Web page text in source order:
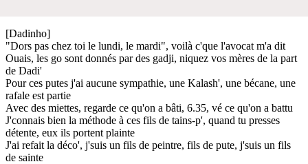
[Dadinho]
"Dors pas chez toi le lundi, le mardi", voilà c'que l'avocat m'a dit
Ouais, les go sont donnés par des gadji, niquez vos mères de la part
de Dadi'
Pour ces putes j'ai aucune sympathie, une Kalash', une bécane, une
rafale est partie
Avec des miettes, regarde ce qu'on a bâti, 6.35, vé ce qu'on a battu
J'connais bien la méthode à ces fils de tains-p', quand tu presses
détente, eux ils portent plainte
J'ai refait la déco', j'suis un fils de peintre, fils de pute, j'suis un fils
de sainte